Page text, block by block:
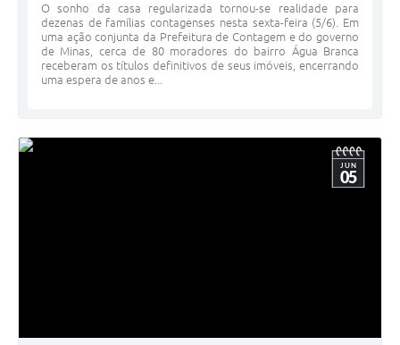
O sonho da casa regularizada tornou-se realidade para
dezenas de famílias contagenses nesta sexta-feira (5/6). Em
uma ação conjunta da Prefeitura de Contagem e do governo
de Minas, cerca de 80 moradores do bairro Água Branca
receberam os títulos definitivos de seus imóveis, encerrando
uma espera de anos e...
JUN
05